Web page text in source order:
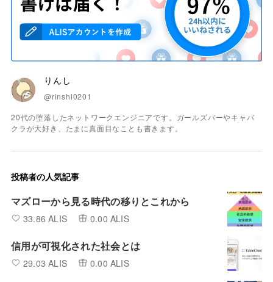
りんし
@rinshi0201
20代の堕落したネットワークエンジニアです。ガールズバーやキャバ
クラが大好き、たまに真面目なことも書きます。
投稿者の人気記事
マズローから見る時代の移りとこれから
33.86 ALIS 0.00 ALIS
信用が可視化された社会とは
29.03 ALIS 0.00 ALIS